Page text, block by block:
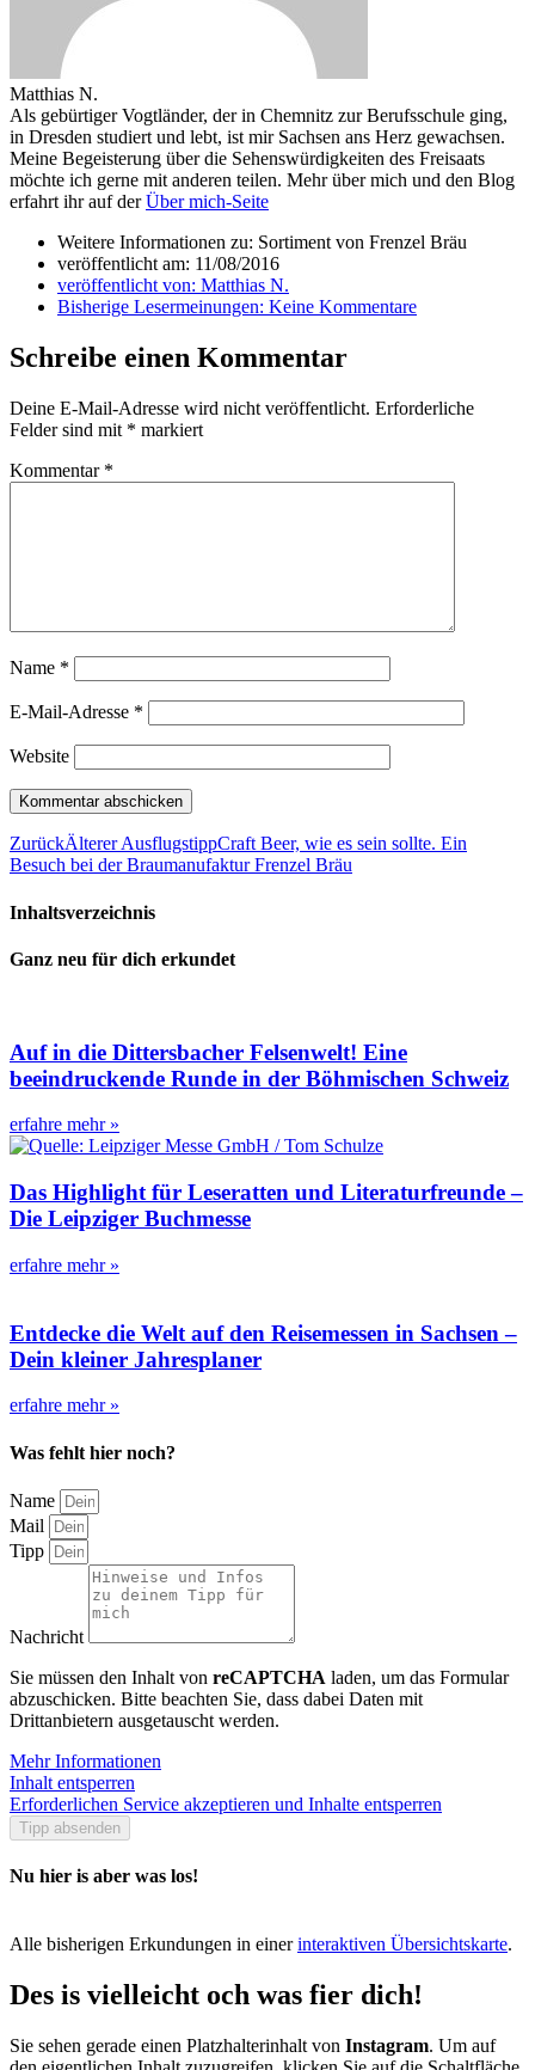
Matthias N.
Als gebürtiger Vogtländer, der in Chemnitz zur Berufsschule ging,
in Dresden studiert und lebt, ist mir Sachsen ans Herz gewachsen.
Meine Begeisterung über die Sehenswürdigkeiten des Freisaats
möchte ich gerne mit anderen teilen. Mehr über mich und den Blog
erfahrt ihr auf derÜber mich-Seite
Weitere Informationen zu: Sortiment von Frenzel Bräu
veröffentlicht am: 11/08/2016
veröffentlicht von: Matthias N.
Bisherige Lesermeinungen: Keine Kommentare
Schreibe einen Kommentar
Deine E-Mail-Adresse wird nicht veröffentlicht. Erforderliche
Felder sind mit * markiert
Kommentar *
Name *
E-Mail-Adresse *
Website
ZurückÄlterer AusflugstippCraft Beer, wie es sein sollte. Ein
Besuch bei der Braumanufaktur Frenzel Bräu
Inhaltsverzeichnis
Ganz neu für dich erkundet
Auf in die Dittersbacher Felsenwelt! Eine
beeindruckende Runde in der Böhmischen Schweiz
erfahre mehr »
Das Highlight für Leseratten und Literaturfreunde –
Die Leipziger Buchmesse
erfahre mehr »
Entdecke die Welt auf den Reisemessen in Sachsen –
Dein kleiner Jahresplaner
erfahre mehr »
Was fehlt hier noch?
Name
Mail
Tipp
Nachricht
Sie müssen den Inhalt von reCAPTCHA laden, um das Formular
abzuschicken. Bitte beachten Sie, dass dabei Daten mit
Drittanbietern ausgetauscht werden.
Mehr Informationen
Inhalt entsperren
Erforderlichen Service akzeptieren und Inhalte entsperren
Tipp absenden
Nu hier is aber was los!
Alle bisherigen Erkundungen in einerinteraktiven Übersichtskarte.
Des is vielleicht och was fier dich!
Sie sehen gerade einen Platzhalterinhalt von Instagram. Um auf